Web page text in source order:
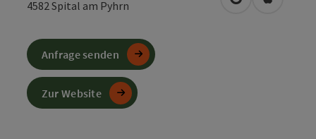
4582Spital am Pyhrn in Googlein Apple
Anfrage senden
Zur Website